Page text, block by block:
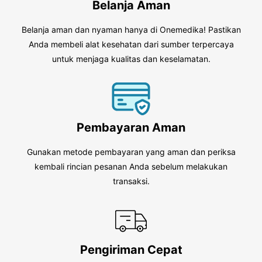
Belanja Aman
Belanja aman dan nyaman hanya di Onemedika! Pastikan
Anda membeli alat kesehatan dari sumber terpercaya
untuk menjaga kualitas dan keselamatan.
Pembayaran Aman
Gunakan metode pembayaran yang aman dan periksa
kembali rincian pesanan Anda sebelum melakukan
transaksi.
Pengiriman Cepat